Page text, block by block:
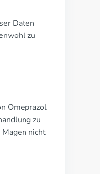
Daten
zu
Omeprazol
zu
nicht